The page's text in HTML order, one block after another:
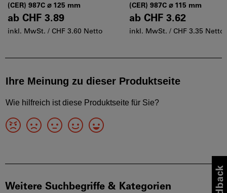
(CER) 987C ⌀ 125 mm
ab CHF 3.89
inkl. MwSt. / CHF 3.60 Netto
(CER) 987C ⌀ 115 mm
ab CHF 3.62
inkl. MwSt. / CHF 3.35 Netto
Weitere Suchbegriffe & Kategorien